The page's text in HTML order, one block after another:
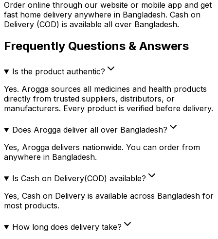
Order online through our website or mobile app and get
fast home delivery anywhere in Bangladesh. Cash on
Delivery (COD) is available all over Bangladesh.
Frequently Questions & Answers
Is the product authentic?
Yes. Arogga sources all medicines and health products
directly from trusted suppliers, distributors, or
manufacturers. Every product is verified before delivery.
Does Arogga deliver all over Bangladesh?
Yes, Arogga delivers nationwide. You can order from
anywhere in Bangladesh.
Is Cash on Delivery(COD) available?
Yes, Cash on Delivery is available across Bangladesh for
most products.
How long does delivery take?